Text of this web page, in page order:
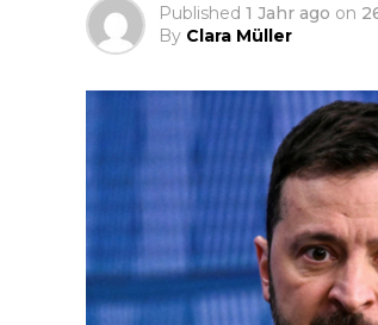
Published 1 Jahr ago on
By Clara Müller